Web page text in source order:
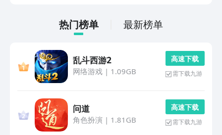
热门榜单 最新榜单
乱斗西游2
网络游戏| 1.09GB
高 速 下 载
需下载九游
问道
角色扮演 | 1.81GB
高 速 下 载
需下载九游